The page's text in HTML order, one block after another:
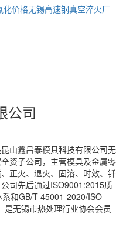
化价格无锡高速钢真空淬火厂
公司
山鑫昌泰模具科技有限公司无
资子公司，主营模具及金属零
正火、退火、固溶、时效、钎
司先后通过ISO9001:2015质
和GB/T 45001-2020/ISO
无锡市热处理行业协会会员